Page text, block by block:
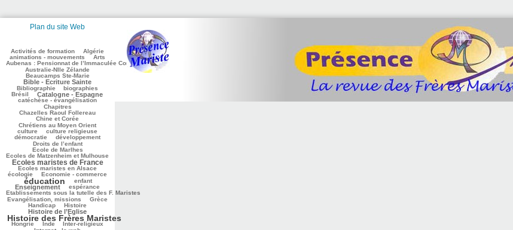
Plan du site Web
178/3099
Activités de formation
76/3099 Algérie
164/3099
animations - mouvements
233/3099 Arts
93/3099
Aubenas : Pensionnat de l’Immaculée Conception
142/3099Australie-Nlle Zélande
108/3099
Beaucamps Ste-Marie
744/3099
Bible - Ecriture Sainte
82/3099
Bibliographie
493/3099 biographies
193/3099
Brésil
678/3099 Catalogne - Espagne
616/3099
catéchèse - évangélisation
132/3099
Chapitres
Chazelles Raoul Follereau
167/3099
Chine et Corée
Chrétiens au Moyen Orient
481/3099
culture
38/3099 culture religieuse
105/3099
démocratie
98/3099 développement
158/3099
Droits de l’enfant
Ecole de Marlhes
Ecoles de Matzenheim et Mulhouse
1071/3099
Ecoles maristes de France
296/3099
Ecoles maristes en Alsace
613/3099
écologie
111/3099 Economie - commerce
1781/3099
éducation
196/3099 enfant
884/3099
Enseignement
278/3099 espérance
63/3099
Etablissements sous la tutelle des F. Maristes
203/3099
Evangélisation, missions
534/3099 Grèce
100/3099
Handicap
209/3099 Histoire
816/3099
Histoire de l’Eglise
1853/3099
Histoire des Frères Maristes
130/3099
Hongrie
24/3099 Inde
107/3099 Inter-religieux
255/3099